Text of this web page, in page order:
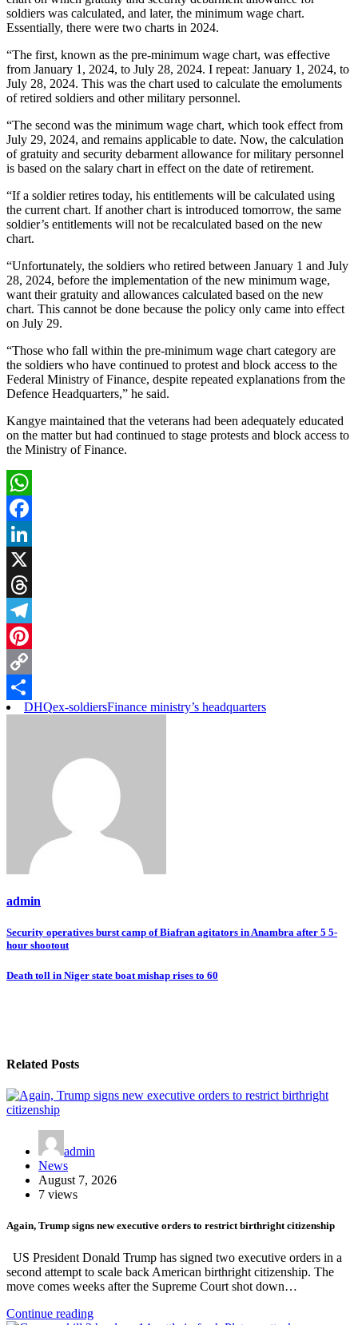
soldiers was calculated, and later, the minimum wage chart.
Essentially, there were two charts in 2024.
“The first, known as the pre-minimum wage chart, was effective
from January 1, 2024, to July 28, 2024. I repeat: January 1, 2024, to
July 28, 2024. This was the chart used to calculate the emoluments
of retired soldiers and other military personnel.
“The second was the minimum wage chart, which took effect from
July 29, 2024, and remains applicable to date. Now, the calculation
of gratuity and security debarment allowance for military personnel
is based on the salary chart in effect on the date of retirement.
“If a soldier retires today, his entitlements will be calculated using
the current chart. If another chart is introduced tomorrow, the same
soldier’s entitlements will not be recalculated based on the new
chart.
“Unfortunately, the soldiers who retired between January 1 and July
28, 2024, before the implementation of the new minimum wage,
want their gratuity and allowances calculated based on the new
chart. This cannot be done because the policy only came into effect
on July 29.
“Those who fall within the pre-minimum wage chart category are
the soldiers who have continued to protest and block access to the
Federal Ministry of Finance, despite repeated explanations from the
Defence Headquarters,” he said.
Kangye maintained that the veterans had been adequately educated
on the matter but had continued to stage protests and block access to
the Ministry of Finance.
WhatsApp
Facebook
LinkedIn
X
Threads
Telegram
Pinterest
Copy
Link
ShareDHQex-soldiersFinance ministry’s headquarters
admin
Post
Security operatives burst camp of Biafran agitators in Anambra after 5 5-
hour shootout
Death toll in Niger state boat mishap rises to 60
Related Posts
admin
News
August 7, 2026
7 views
Again, Trump signs new executive orders to restrict birthright citizenship
US President Donald Trump has signed two executive orders in a
second attempt to scale back American birthright citizenship. The
move comes weeks after the Supreme Court shot down…
Continue reading